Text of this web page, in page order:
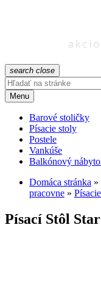
search close
Menu
Barové stoličky
Písacie stoly
Postele
Vankúše
Balkónový
Domáca stránka »
pracovne »
Písací Stôl Star